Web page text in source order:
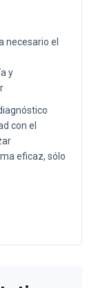
necesario el
y
con el
eficaz, sólo